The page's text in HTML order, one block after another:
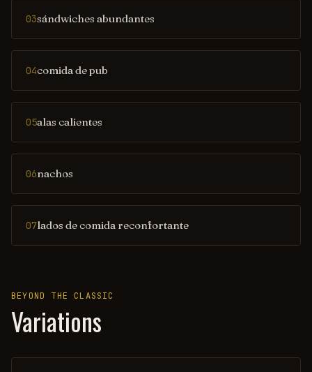
03sándwiches abundantes
04comida de pub
05alas calientes
06nachos
07lados de comida reconfortante
BEYOND THE CLASSIC
Variations